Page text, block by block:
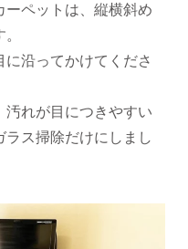
ーペットは、縦横斜め
に沿ってかけてくださ
汚れが目につきやすい
ラス掃除だけにしまし